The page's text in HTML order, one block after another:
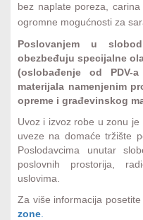
bez naplate poreza,
ogromne mogućnosti za
Poslovanjem u
obezbeđuju specijalne
(oslobađenje od
materijala namenjenim
opreme i građevinskog
Uvoz i izvoz robe u zonu
uveze na domaće tržište
Poslodavcima unutar
poslovnih prostorija,
uslovima.
Za više informacija
zone